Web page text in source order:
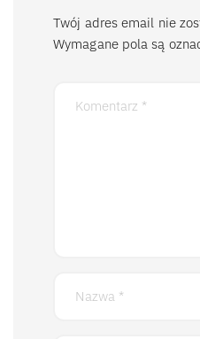
Twój adres email nie
Wymagane pola są